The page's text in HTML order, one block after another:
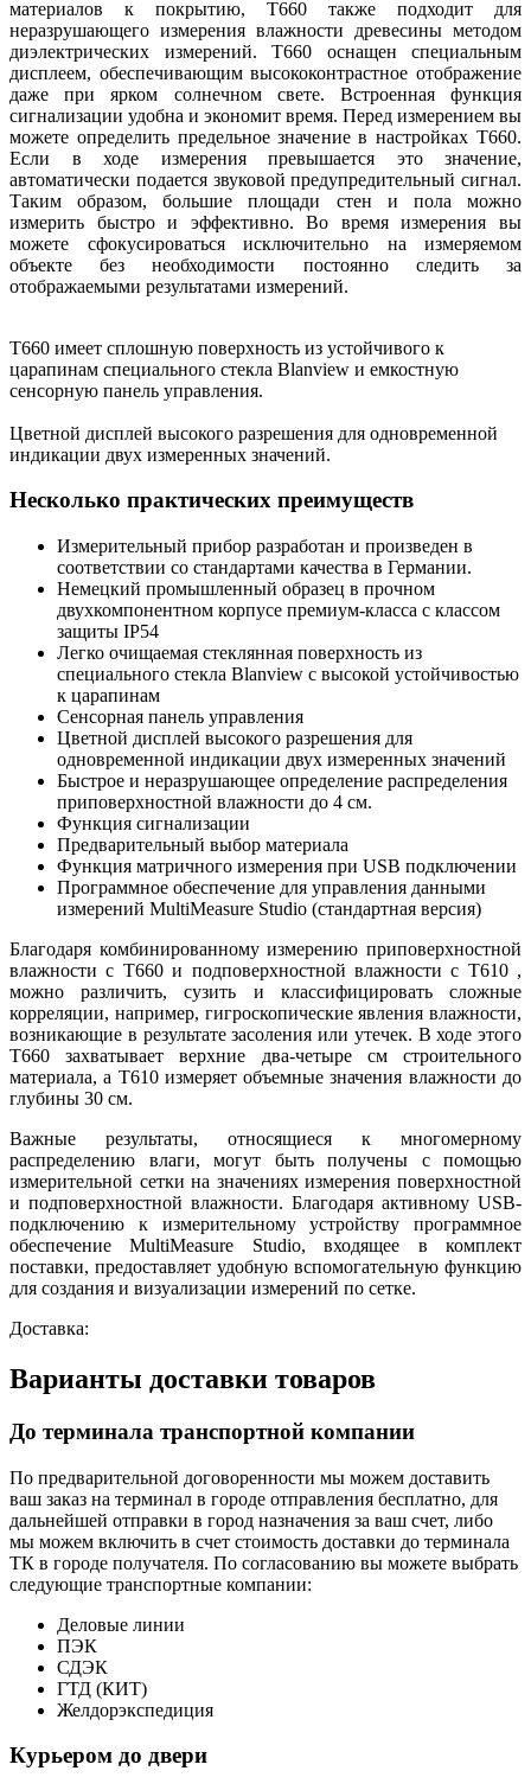
материалов к покрытию, T660 также подходит для
неразрушающего измерения влажности древесины методом
диэлектрических измерений. T660 оснащен специальным
дисплеем, обеспечивающим высококонтрастное отображение
даже при ярком солнечном свете. Встроенная функция
сигнализации удобна и экономит время. Перед измерением вы
можете определить предельное значение в настройках T660.
Если в ходе измерения превышается это значение,
автоматически подается звуковой предупредительный сигнал.
Таким образом, большие площади стен и пола можно
измерить быстро и эффективно. Во время измерения вы
можете сфокусироваться исключительно на измеряемом
объекте без необходимости постоянно следить за
отображаемыми результатами измерений.
T660 имеет сплошную поверхность из устойчивого к
царапинам специального стекла Blanview и емкостную
сенсорную панель управления.
Цветной дисплей высокого разрешения для одновременной
индикации двух измеренных значений.
Несколько практических преимуществ
Измерительный прибор разработан и произведен в
соответствии со стандартами качества в Германии.
Немецкий промышленный образец в прочном
двухкомпонентном корпусе премиум-класса с классом
защиты IP54
Легко очищаемая стеклянная поверхность из
специального стекла Blanview с высокой устойчивостью
к царапинам
Сенсорная панель управления
Цветной дисплей высокого разрешения для
одновременной индикации двух измеренных значений
Быстрое и неразрушающее определение распределения
приповерхностной влажности до 4 см.
Функция сигнализации
Предварительный выбор материала
Функция матричного измерения при USB подключении
Программное обеспечение для управления данными
измерений MultiMeasure Studio (стандартная версия)
Благодаря комбинированному измерению приповерхностной
влажности с T660 и подповерхностной влажности с T610 ,
можно различить, сузить и классифицировать сложные
корреляции, например, гигроскопические явления влажности,
возникающие в результате засоления или утечек. В ходе этого
T660 захватывает верхние два-четыре см строительного
материала, а T610 измеряет объемные значения влажности до
глубины 30 см.
Важные результаты, относящиеся к многомерному
распределению влаги, могут быть получены с помощью
измерительной сетки на значениях измерения поверхностной
и подповерхностной влажности. Благодаря активному USB-
подключению к измерительному устройству программное
обеспечение MultiMeasure Studio, входящее в комплект
поставки, предоставляет удобную вспомогательную функцию
для создания и визуализации измерений по сетке.
Доставка:
Варианты доставки товаров
До терминала транспортной компании
По предварительной договоренности мы можем доставить
ваш заказ на терминал в городе отправления бесплатно, для
дальнейшей отправки в город назначения за ваш счет, либо
мы можем включить в счет стоимость доставки до терминала
ТК в городе получателя. По согласованию вы можете выбрать
следующие транспортные компании:
Деловые линии
ПЭК
СДЭК
ГТД (КИТ)
Желдорэкспедиция
Курьером до двери